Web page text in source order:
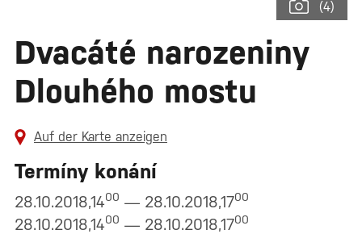
(4)
Dvacáté narozeniny
Dlouhého mostu
Auf der Karte anzeigen
Termíny konání
28.10.2018,1400 — 28.10.2018,1700
28.10.2018,1400 — 28.10.2018,1700